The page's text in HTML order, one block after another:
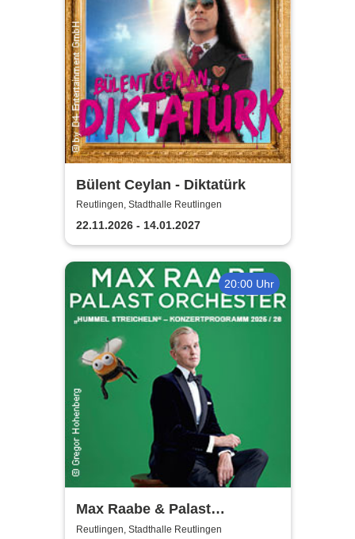
Bülent Ceylan - Diktatürk
Reutlingen, Stadthalle Reutlingen
22.11.2026 - 14.01.2027
20:00 Uhr
Max Raabe & Palast
Orchester - Hummel
Reutlingen, Stadthalle Reutlingen